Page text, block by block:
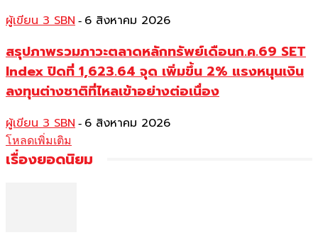
ผู้เขียน 3 SBN - 6 สิงหาคม 2026
สรุปภาพรวมภาวะตลาดหลักทรัพย์เดือนก.ค.69 SET
Index ปิดที่ 1,623.64 จุด เพิ่มขึ้น 2% แรงหนุนเงิน
ลงทุนต่างชาติที่ไหลเข้าอย่างต่อเนื่อง
ผู้เขียน 3 SBN - 6 สิงหาคม 2026
โหลดเพิ่มเติม
เรื่องยอดนิยม